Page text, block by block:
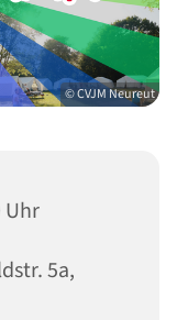
© CVJM Neureut
Uhr
5a,